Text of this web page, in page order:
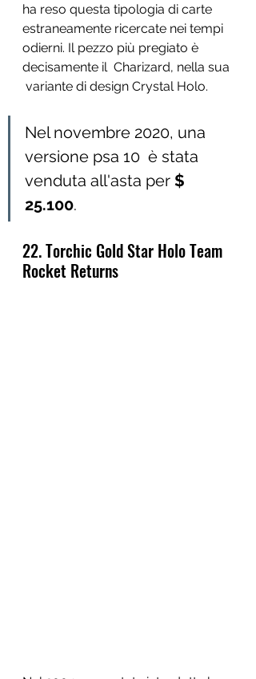
ha reso questa tipologia di carte
estraneamente ricercate nei tempi
odierni. Il pezzo più pregiato è
decisamente il  Charizard, nella sua
variante di design Crystal Holo.
Nel novembre 2020, una
versione psa 10  è stata
venduta all'asta per $
25.100.
22. Torchic Gold Star Holo Team
Rocket Returns